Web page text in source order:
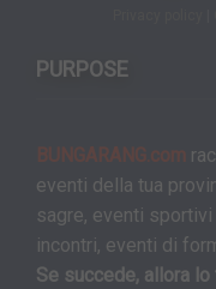
PURPOSE
BUNGARANG.com
eventi della tua
sagre, eventi
incontri, eventi di
Se succede, allora lo